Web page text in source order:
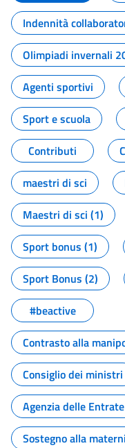
Indennità
Olimpiadi invernali
Agenti sportivi
Sport e scuola
Contributi
maestri di sci
Maestri di sci (1)
Sport bonus (1)
Sport Bonus (2)
#beactive
Contrasto alla
Consiglio dei ministri
Agenzia delle Entrate
Sostegno alla